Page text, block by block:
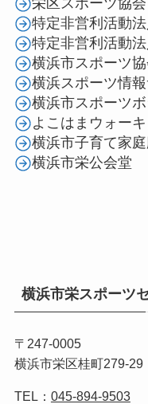
栄区スポーツ協会
特定非営利活動
特定非営利活動
横浜市スポーツ
横浜スポーツ情
横浜市スポーツ
よこはまウォー
横浜市子育て家
横浜市栄公会堂
横浜市栄スポーツ
〒247-0005
横浜市栄区桂町279-29
TEL： 045-894-9503